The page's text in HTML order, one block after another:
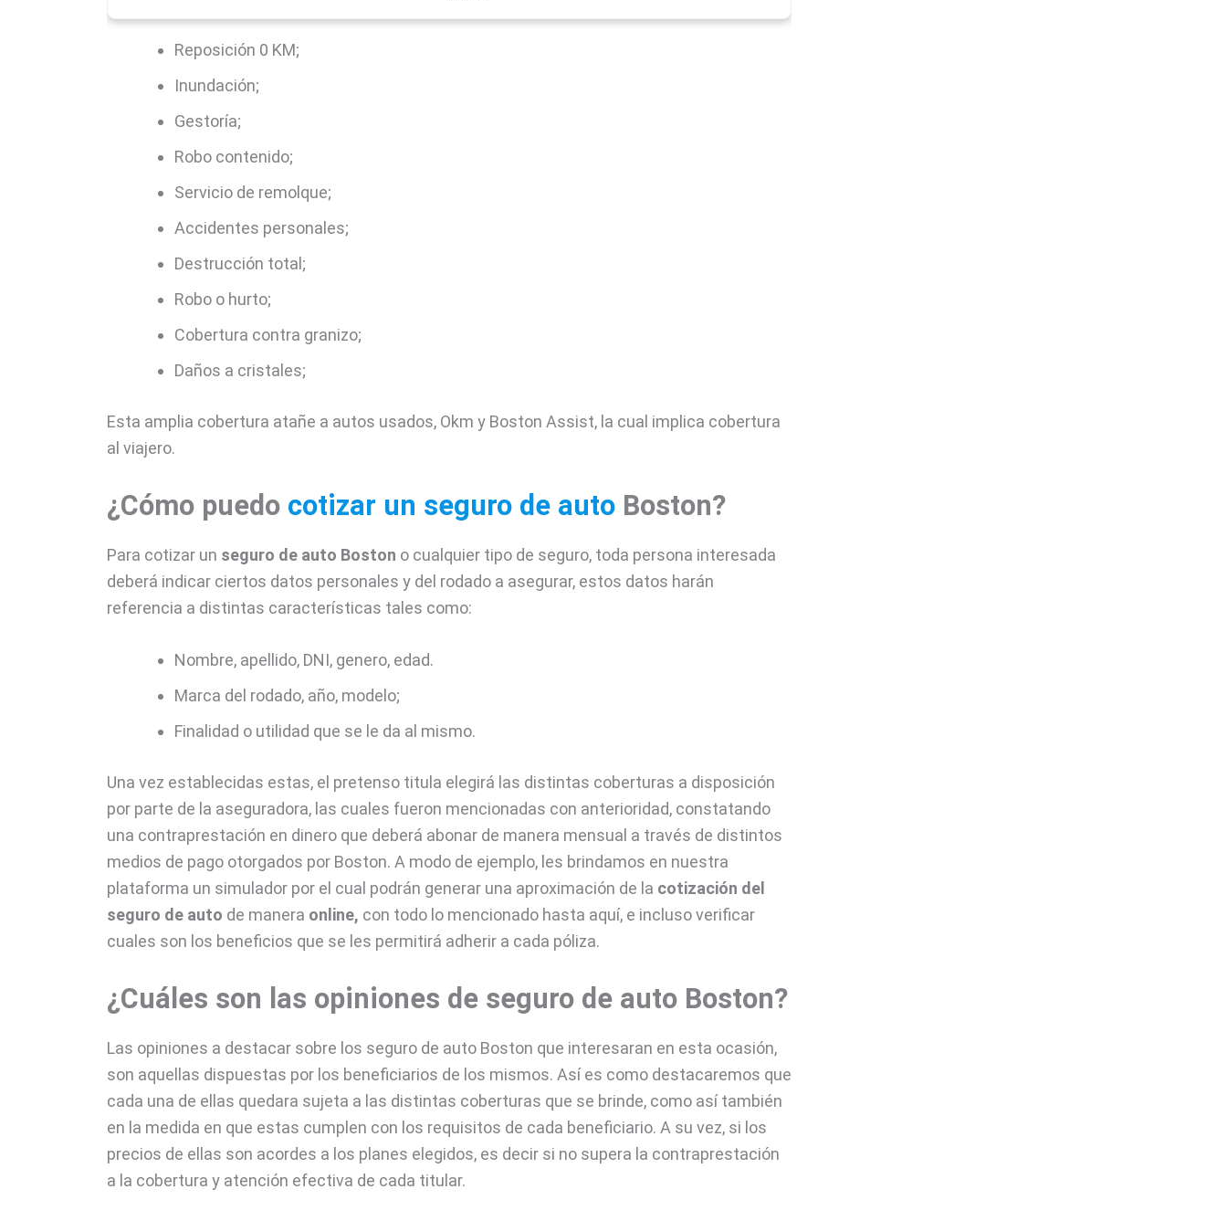
Reposición 0 KM;
Inundación;
Gestoría;
Robo contenido;
Servicio de remolque;
Accidentes personales;
Destrucción total;
Robo o hurto;
Cobertura contra granizo;
Daños a cristales;
Esta amplia cobertura atañe a autos usados, Okm y Boston Assist, la cual implica cobertura
al viajero.
¿Cómo puedo cotizar un seguro de auto Boston?
Para cotizar un seguro de auto Boston o cualquier tipo de seguro, toda persona interesada
deberá indicar ciertos datos personales y del rodado a asegurar, estos datos harán
referencia a distintas características tales como:
Nombre, apellido, DNI, genero, edad.
Marca del rodado, año, modelo;
Finalidad o utilidad que se le da al mismo.
Una vez establecidas estas, el pretenso titula elegirá las distintas coberturas a disposición
por parte de la aseguradora, las cuales fueron mencionadas con anterioridad, constatando
una contraprestación en dinero que deberá abonar de manera mensual a través de distintos
medios de pago otorgados por Boston. A modo de ejemplo, les brindamos en nuestra
plataforma un simulador por el cual podrán generar una aproximación de la cotización del
seguro de auto de manera online, con todo lo mencionado hasta aquí, e incluso verificar
cuales son los beneficios que se les permitirá adherir a cada póliza.
¿Cuáles son las opiniones de seguro de auto Boston?
Las opiniones a destacar sobre los seguro de auto Boston que interesaran en esta ocasión,
son aquellas dispuestas por los beneficiarios de los mismos. Así es como destacaremos que
cada una de ellas quedara sujeta a las distintas coberturas que se brinde, como así también
en la medida en que estas cumplen con los requisitos de cada beneficiario. A su vez, si los
precios de ellas son acordes a los planes elegidos, es decir si no supera la contraprestación
a la cobertura y atención efectiva de cada titular.